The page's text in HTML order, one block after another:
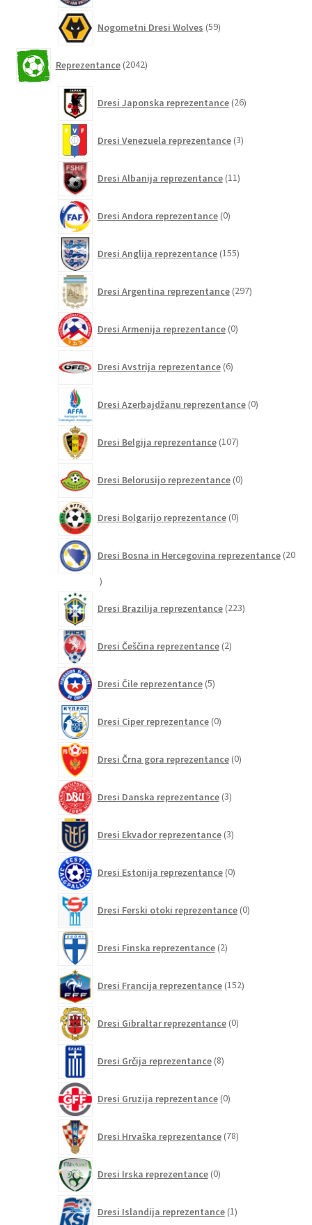
Nogometni Dresi Wolves 59izdelkov
Reprezentance 2042izdelkov
Dresi Japonska reprezentance 26izdelkov
Dresi Venezuela reprezentance 3izdelki
Dresi Albanija reprezentance 11izdelkov
Dresi Andora reprezentance 0izdelkov
Dresi Anglija reprezentance 155izdelkov
Dresi Argentina reprezentance 297izdelkov
Dresi Armenija reprezentance 0izdelkov
Dresi Avstrija reprezentance 6izdelkov
Dresi Azerbajdžanu reprezentance 0izdelkov
Dresi Belgija reprezentance 107izdelkov
Dresi Belorusijo reprezentance 0izdelkov
Dresi Bolgarijo reprezentance 0izdelkov
Dresi Bosna in Hercegovina reprezentance 20
20
Dresi Brazilija reprezentance 223izdelkov
Dresi Češčina reprezentance 2izdelka
Dresi Čile reprezentance 5izdelkov
Dresi Ciper reprezentance 0izdelkov
Dresi Črna gora reprezentance 0izdelkov
Dresi Danska reprezentance 3izdelki
Dresi Ekvador reprezentance 3izdelki
Dresi Estonija reprezentance 0izdelkov
Dresi Ferski otoki reprezentance 0izdelkov
Dresi Finska reprezentance 2izdelka
Dresi Francija reprezentance 152izdelkov
Dresi Gibraltar reprezentance 0izdelkov
Dresi Grčija reprezentance 8izdelkov
Dresi Gruzija reprezentance 0izdelkov
Dresi Hrvaška reprezentance 78izdelkov
Dresi Irska reprezentance 0izdelkov
Dresi Islandija reprezentance 1izdelek